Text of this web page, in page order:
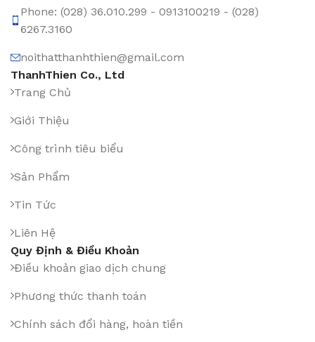
Phone: (028) 36.010.299 - 0913100219 - (028)
6267.3160
noithatthanhthien@gmail.com
ThanhThien Co., Ltd
Trang Chủ
Giới Thiệu
Công trình tiêu biểu
Sản Phẩm
Tin Tức
Liên Hệ
Quy Định & Điều Khoản
Điều khoản giao dịch chung
Phương thức thanh toán
Chính sách đổi hàng, hoàn tiền